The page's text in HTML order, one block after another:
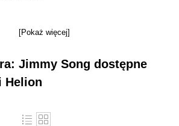
[Pokaż więcej]
Jimmy Song dostępne
Helion